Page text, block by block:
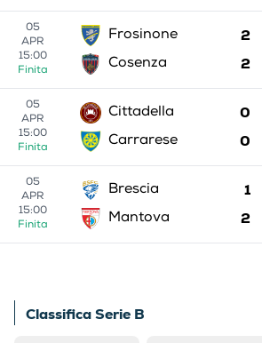
05
APR
15:00
Finita
Frosinone 2
Cosenza 2
05
APR
15:00
Finita
Cittadella 0
Carrarese 0
05
APR
15:00
Finita
Brescia 1
Mantova 2
Classifica Serie B